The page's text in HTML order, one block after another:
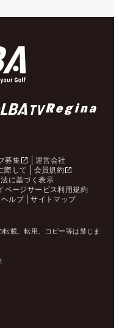
募集
運営会社
際して
会員規約
に基づく表示
ページサービス利用規約
ヘルプ サイトマップ
載、転用、コピー等は禁じま